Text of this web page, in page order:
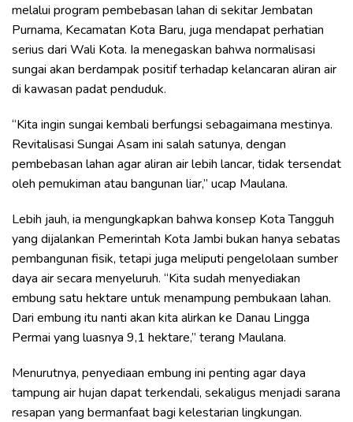
melalui program pembebasan lahan di sekitar Jembatan
Purnama, Kecamatan Kota Baru, juga mendapat perhatian
serius dari Wali Kota. Ia menegaskan bahwa normalisasi
sungai akan berdampak positif terhadap kelancaran aliran air
di kawasan padat penduduk.
“Kita ingin sungai kembali berfungsi sebagaimana mestinya.
Revitalisasi Sungai Asam ini salah satunya, dengan
pembebasan lahan agar aliran air lebih lancar, tidak tersendat
oleh pemukiman atau bangunan liar,” ucap Maulana.
Lebih jauh, ia mengungkapkan bahwa konsep Kota Tangguh
yang dijalankan Pemerintah Kota Jambi bukan hanya sebatas
pembangunan fisik, tetapi juga meliputi pengelolaan sumber
daya air secara menyeluruh. “Kita sudah menyediakan
embung satu hektare untuk menampung pembukaan lahan.
Dari embung itu nanti akan kita alirkan ke Danau Lingga
Permai yang luasnya 9,1 hektare,” terang Maulana.
Menurutnya, penyediaan embung ini penting agar daya
tampung air hujan dapat terkendali, sekaligus menjadi sarana
resapan yang bermanfaat bagi kelestarian lingkungan.